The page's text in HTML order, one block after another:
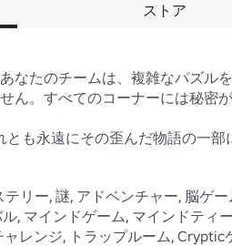
ストア
なたのチームは、複雑なパズル
ん。すべてのコーナーには秘密
も永遠にその歪んだ物語の一部
リー, 謎, アドベンチャー, 脳ゲ
, マインドゲーム, マインドテ
レンジ, トラップルーム,